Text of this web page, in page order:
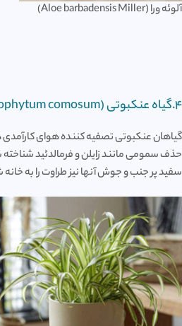
آلوئه ورا (Aloe barbadensis Miller)
4.گیاه عنکبوتی (Chlorophytum comosum)
گیاهان عنکبوتی تصفیه کننده هوای کارآمدی
حذف سمومی مانند زایلن و فرمالدئید
سفید پر جنب و جوش آنها نیز طراوت را به